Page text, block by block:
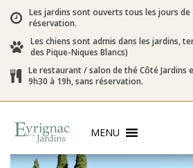
Les jardins sont ouverts tous les jours de
réservation.
Les chiens sont admis dans les jardins,
des Pique-Niques Blancs)
Le restaurant / salon de thé Côté Jardins
9h30 à 19h, sans réservation.
MENU